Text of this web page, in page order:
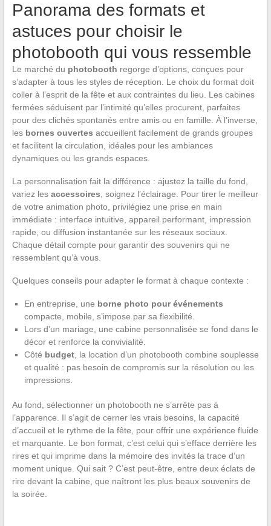
Panorama des formats et
astuces pour choisir le
photobooth qui vous ressemble
Le marché du photobooth regorge d’options, conçues pour
s’adapter à tous les styles de réception. Le choix du format doit
coller à l’esprit de la fête et aux contraintes du lieu. Les cabines
fermées séduisent par l’intimité qu’elles procurent, parfaites
pour des clichés spontanés entre amis ou en famille. À l’inverse,
les bornes ouvertes accueillent facilement de grands groupes
et facilitent la circulation, idéales pour les ambiances
dynamiques ou les grands espaces.
La personnalisation fait la différence : ajustez la taille du fond,
variez les accessoires , soignez l’éclairage. Pour tirer le meilleur
de votre animation photo, privilégiez une prise en main
immédiate : interface intuitive, appareil performant, impression
rapide, ou diffusion instantanée sur les réseaux sociaux.
Chaque détail compte pour garantir des souvenirs qui ne
ressemblent qu’à vous.
Quelques conseils pour adapter le format à chaque contexte :
En entreprise, une borne photo pour événements
compacte, mobile, s’impose par sa flexibilité.
Lors d’un mariage, une cabine personnalisée se fond dans le
décor et renforce la convivialité.
Côté budget, la location d’un photobooth combine souplesse
et qualité : pas besoin de compromis sur la résolution ou les
impressions.
Au fond, sélectionner un photobooth ne s’arrête pas à
l’apparence. Il s’agit de cerner les vrais besoins, la capacité
d’accueil et le rythme de la fête, pour offrir une expérience fluide
et marquante. Le bon format, c’est celui qui s’efface derrière les
rires et qui imprime dans la mémoire des invités la trace d’un
moment unique. Qui sait ? C’est peut-être, entre deux éclats de
rire devant la cabine, que naîtront les plus beaux souvenirs de
la soirée.